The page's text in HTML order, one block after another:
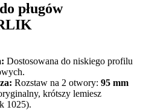
pługów
Dostosowana do niskiego profilu
Rozstaw na 2 otwory: 95 mm
krótszy lemiesz
1025).